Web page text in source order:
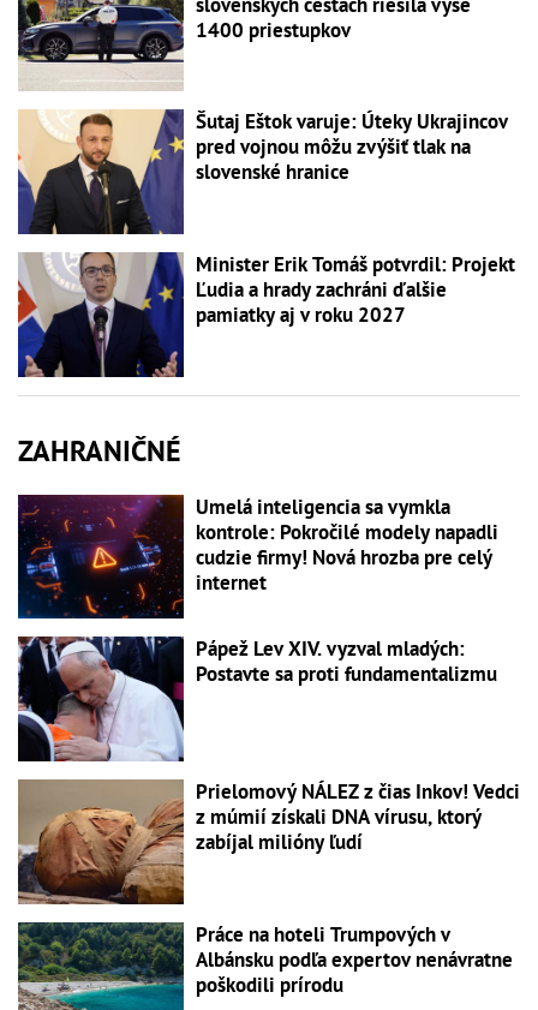
1400 priestupkov
Šutaj Eštok varuje: Úteky Ukrajincov
pred vojnou môžu zvýšiť tlak na
slovenské hranice
Minister Erik Tomáš potvrdil: Projekt
Ľudia a hrady zachráni ďalšie
pamiatky aj v roku 2027
ZAHRANIČNÉ
Umelá inteligencia sa vymkla
kontrole: Pokročilé modely napadli
cudzie firmy! Nová hrozba pre celý
internet
Pápež Lev XIV. vyzval mladých:
Postavte sa proti fundamentalizmu
Prielomový NÁLEZ z čias Inkov! Vedci
z múmií získali DNA vírusu, ktorý
zabíjal milióny ľudí
Práce na hoteli Trumpových v
Albánsku podľa expertov nenávratne
poškodili prírodu